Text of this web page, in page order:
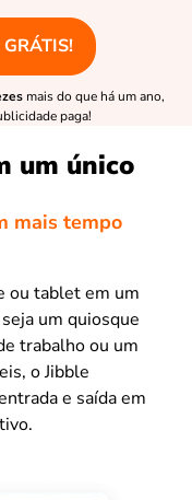
mais do que há um ano,
paga!
um único
mais tempo
ou tablet em um
um quiosque
trabalho ou um
o Jibble
e saída em